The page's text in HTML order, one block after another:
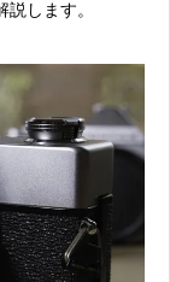
します。